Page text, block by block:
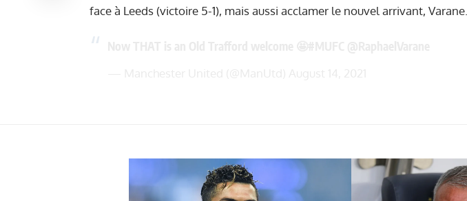
face à Leeds (victoire 5-1), mais aussi acclamer le nouvel arrivant, Varane...